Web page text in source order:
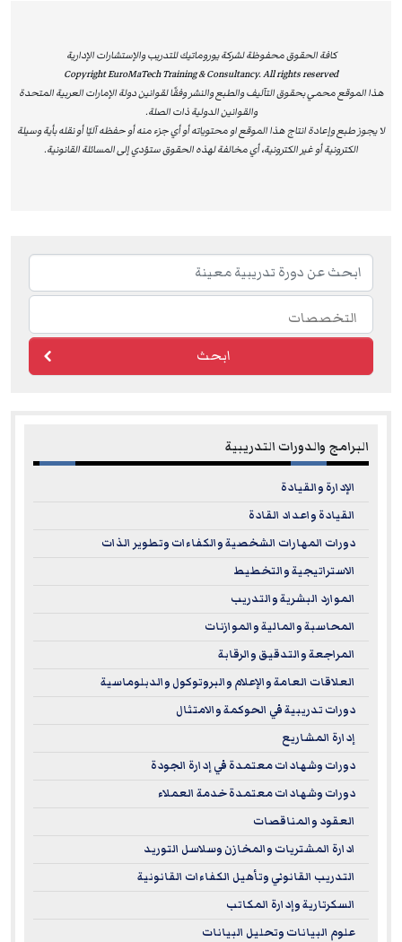
الوظيفي وتحقيق أهدافهم المهنية وفق أعلى معايير الجودة
والتميز.
EuroMaTechTraining & Consultancy is recognized as an
Approved Training Provider by the National Association of
EuroMaTech to deliver and accredit individual training
courses, enabling participants to earn globally recognized
Continuing Professional Education (CPE) credits.
This international accreditation reflects EuroMaTech’s
strong commitment to delivering training programs that
and enhances their professional standing across fields
management. Furthermore, this recognition offers
theoretical
withpractical applicationin a modern
learning environment, ensuring the development of skills
aligned with today’s global business requirements.
for EuroMaTech’s participants, ensuring access to
internationally recognized learning opportunities that
support career advancement, foster professional growth,
and help achieve long-term objectives in line with the
highest standards of quality and excellence.
Complaints regarding registered sponsors may be
submitted to the National Registry of CPE Sponsors through
www.learningmarket.org
كافة الحقوق محفوظة لشركة يوروماتيك للتدريب والإستشارات الإدارية
Copyright EuroMaTech Training & Consultancy. All rights reserved
هذا الموقع محمي بحقوق التآليف والطبع والنشر وفقًا لقوانين دولة الإمارات العربية المتحدة
والقوانين الدولية ذات الصلة.
لا يجوز طبع وإعادة انتاج هذا الموقع او محتوياته أو أي جزء منه أو حفظه آليًا أو نقله بأية وسيلة
الكترونية أو غير الكترونية، أي مخالفة لهذه الحقوق ستؤدي إلى المسائلة القانونية.
ابحث
البرامج والدورات التدريبية
الإدارة والقيادة
القيادة واعداد القادة
دورات المهارات الشخصية والكفاءات وتطوير الذات
الاستراتيجية والتخطيط
الموارد البشرية والتدريب
المحاسبة والمالية والموازنات
المراجعة والتدقيق والرقابة
العلاقات العامة والإعلام والبروتوكول والدبلوماسية
دورات تدريبية في الحوكمة والامتثال
إدارة المشاريع
دورات وشهادات معتمدة في إدارة الجودة
دورات وشهادات معتمدة خدمة العملاء
العقود والمناقصات
ادارة المشتريات والمخازن وسلاسل التوريد
التدريب القانوني وتأهيل الكفاءات القانونية
السكرتارية وإدارة المكاتب
علوم البيانات وتحليل البيانات